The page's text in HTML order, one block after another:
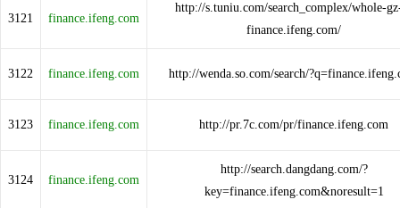
3121 finance.ifeng.com
http://s.tuniu.com/search_complex/whole-
finance.ifeng.com/
3122 finance.ifeng.com http://wenda.so.com/search/
3123 finance.ifeng.com http://pr.7c.com/pr/finance.ifeng.com
3124 finance.ifeng.com
http://search.dangdang.com/?
key=finance.ifeng.com&noresult=1